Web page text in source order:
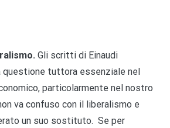
Gli scritti di Einaudi
tuttora essenziale nel
particolarmente nel nostro
va confuso con il liberalismo e
un suo sostituto. Se per